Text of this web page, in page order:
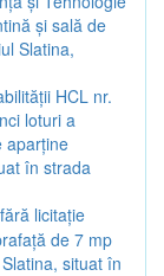
și sală de
Slatina,
HCL nr.
loturi a
aparține
în strada
licitație
de 7 mp
situat în